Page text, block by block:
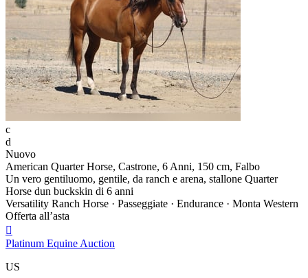
c
d
Nuovo
American Quarter Horse, Castrone, 6 Anni, 150 cm, Falbo
Un vero gentiluomo, gentile, da ranch e arena, stallone Quarter
Horse dun buckskin di 6 anni
Versatility Ranch Horse · Passeggiate · Endurance · Monta Western
Offerta all’asta

Platinum Equine Auction
US